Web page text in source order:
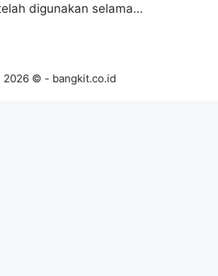
digunakan selama…
2026 © - bangkit.co.id